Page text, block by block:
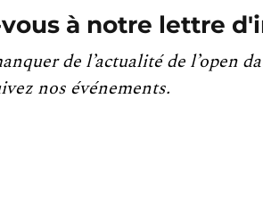
à notre lettre
de l’actualité de l’open
nos événements.